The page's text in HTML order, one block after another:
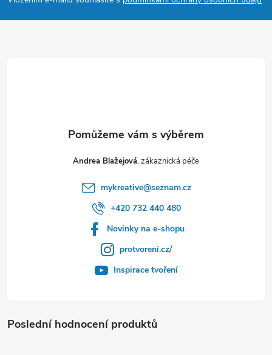
t
Poslední hodnocení produktů
Andrea Blažejová
mykreative@seznam.cz
+420 732 440 480
Novinky na e-shopu
protvoreni.cz/
Inspirace tvoření